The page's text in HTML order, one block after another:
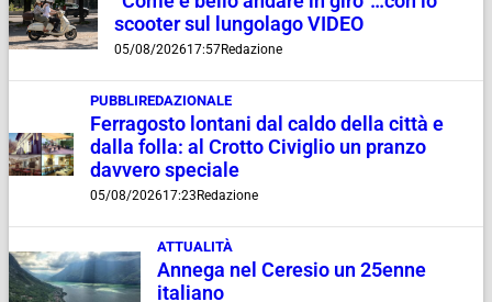
scooter sul lungolago VIDEO
05/08/202617:57Redazione
PUBBLIREDAZIONALE
Ferragosto lontani dal caldo della città e
dalla folla: al Crotto Civiglio un pranzo
davvero speciale
05/08/202617:23 Redazione
ATTUALITÀ
Annega nel Ceresio un 25enne
italiano